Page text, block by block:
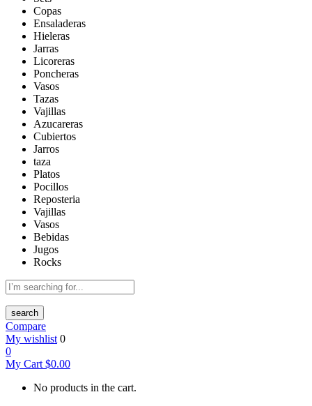
Copas
Ensaladeras
Hieleras
Jarras
Licoreras
Poncheras
Vasos
Tazas
Vajillas
Azucareras
Cubiertos
Jarros
taza
Platos
Pocillos
Reposteria
Vajillas
Vasos
Bebidas
Jugos
Rocks
search
Compare
My wishlist 0
0
My Cart $0.00
No products in the cart.